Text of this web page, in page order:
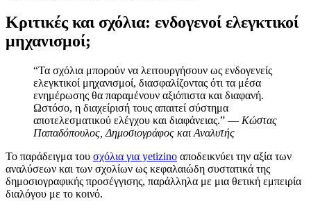
Κριτικές και σχόλια: ενδογενοί ελεγκτικοί
μηχανισμοί;
“Τα σχόλια μπορούν να λειτουργήσουν ως ενδογενείς
ελεγκτικοί μηχανισμοί, διασφαλίζοντας ότι τα μέσα
ενημέρωσης θα παραμένουν αξιόπιστα και διαφανή.
Ωστόσο, η διαχείρισή τους απαιτεί σύστημα
αποτελεσματικού ελέγχου και διαφάνειας.” — Κώστας
Παπαδόπουλος, Δημοσιογράφος και Αναλυτής
Το παράδειγμα του σχόλια για yetizino αποδεικνύει την αξία των
αναλύσεων και των σχολίων ως κεφαλαιώδη συστατικά της
δημοσιογραφικής προσέγγισης, παράλληλα με μια θετική εμπειρία
διαλόγου με το κοινό.